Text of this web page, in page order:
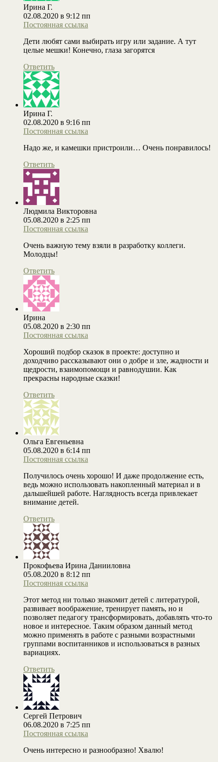
Ирина Г.
02.08.2020 в 9:12 пп
Постоянная ссылка
Дети любят сами выбирать игру или задание. А тут
целые мешки! Конечно, глаза загорятся
Ответить
Ирина Г.
02.08.2020 в 9:16 пп
Постоянная ссылка
Надо же, и камешки пристроили… Очень понравилось!
Ответить
Людмила Викторовна
05.08.2020 в 2:25 пп
Постоянная ссылка
Очень важную тему взяли в разработку коллеги.
Молодцы!
Ответить
Ирина
05.08.2020 в 2:30 пп
Постоянная ссылка
Хороший подбор сказок в проекте: доступно и
доходчиво рассказывают они о добре и зле, жадности и
щедрости, взаимопомощи и равнодушии. Как
прекрасны народные сказки!
Ответить
Ольга Евгеньевна
05.08.2020 в 6:14 пп
Постоянная ссылка
Получилось очень хорошо! И даже продолжение есть,
ведь можно использовать накопленный материал и в
дальшейшей работе. Наглядность всегда привлекает
внимание детей.
Ответить
Прокофьева Ирина Данииловна
05.08.2020 в 8:12 пп
Постоянная ссылка
Этот метод ни только знакомит детей с литературой,
развивает воображение, тренирует память, но и
позволяет педагогу трансформировать, добавлять что-то
новое и интересное. Таким образом данный метод
можно применять в работе с разными возрастными
группами воспитанников и использоваться в разных
вариациях.
Ответить
Сергей Петрович
06.08.2020 в 7:25 пп
Постоянная ссылка
Очень интересно и разнообразно! Хвалю!